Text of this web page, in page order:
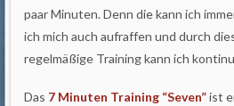
paar Minuten. Denn die kann ich
ich mich auch aufraffen und durch
regelmäßige Training kann ich
Das 7 Minuten Training “Seven”ist